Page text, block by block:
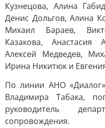
Кузнецова, Алина
Денис Дольгов, Алина
Михаил Бараев,
Казакова, Анастасия
Алексей Медведев,
Ирина Никитюк и
По линии АНО
Владимира Табака,
руководитель
сопровождения.